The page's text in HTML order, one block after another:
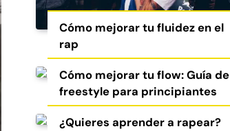
Cómo mejorar tu fluidez en el
rap
Cómo mejorar tu flow: Guía de
freestyle para principiantes
¿Quieres aprender a rapear?